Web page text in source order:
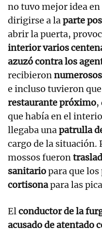
no tuvo mejor idea
dirigirse a laparte
abrir la puerta,
interior varios
azuzó contra los
recibieron
e incluso tuvieron que
restaurante próximo,
que había en el
llegaba unapatrulla
cargo de la
mossos fueron
sanitariopara que
cortisonapara las
Elconductor de la
acusado de atentado